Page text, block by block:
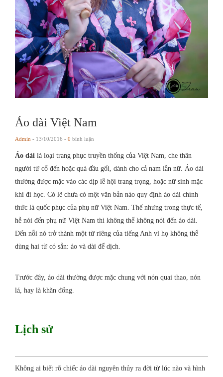
Áo dài Việt Nam
Admin - 13/10/2016 - 0 bình luận
Áo dài là loại trang phục truyền thống của Việt Nam, che thân
người từ cổ đến hoặc quá đầu gối, dành cho cả nam lẫn nữ. Áo dài
thường được mặc vào các dịp lễ hội trang trọng, hoặc nữ sinh mặc
khi đi học. Có lẽ chưa có một văn bản nào quy định áo dài chính
thức là quốc phục của phụ nữ Việt Nam. Thế nhưng trong thực tế,
hễ nói đến phụ nữ Việt Nam thì không thể không nói đến áo dài.
Đến nỗi nó trở thành một từ riêng của tiếng Anh vì họ không thể
dùng hai từ có sẵn: áo và dài để dịch.
Trước đây, áo dài thường được mặc chung với nón quai thao, nón
lá, hay là khăn đống.
Lịch sử
Không ai biết rõ chiếc áo dài nguyên thủy ra đời từ lúc nào và hình